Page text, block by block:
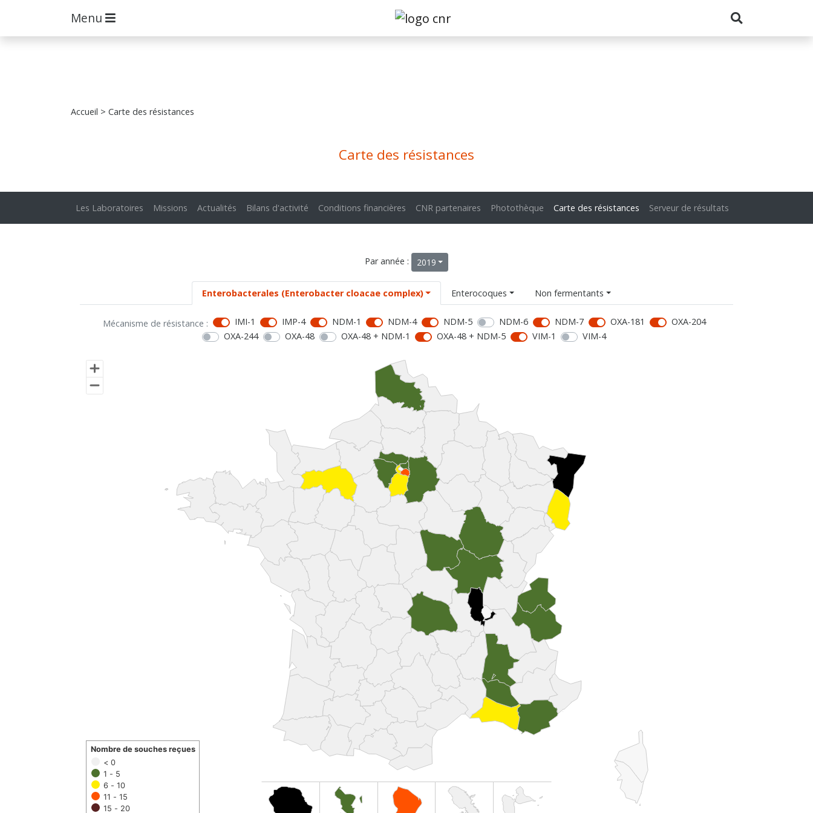
Menu
Accueil > Carte des résistances
Carte des résistances
Les Laboratoires Missions Actualités Bilans d'activité Conditions financières CNR partenaires Photothèque Carte des résistances Serveur de résultats
Par année : 2019
Enterobacterales (Enterobacter cloacae complex) Enterocoques Non fermentants
Mécanisme de résistance : IMI-1 IMP-4 NDM-1 NDM-4 NDM-5 NDM-6 NDM-7 OXA-181
OXA-204
OXA-244
OXA-48 OXA-48 + NDM-1 OXA-48 + NDM-5 VIM-1 VIM-4
< 0
1 - 5
6 - 10
11 - 15
15 - 20
Nombre de souches reçues